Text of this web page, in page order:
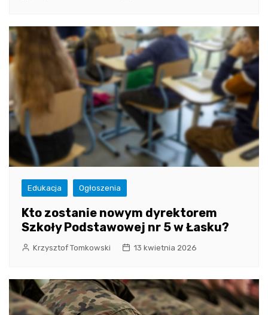
Edukacja Ogłoszenia
Kto zostanie nowym dyrektorem
Szkoły Podstawowej nr 5 w Łasku?
Krzysztof Tomkowski 13 kwietnia 2026